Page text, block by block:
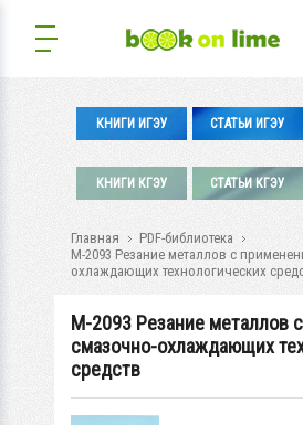
КНИГИ ИГЭУ СТАТЬИ ИГЭУ
КНИГИ КГЭУ СТАТЬИ КГЭУ
Главная
PDF-библиотека
М-2093 Резание металлов с
охлаждающих технологических
М-2093 Резание металлов
смазочно-охлаждающих
средств